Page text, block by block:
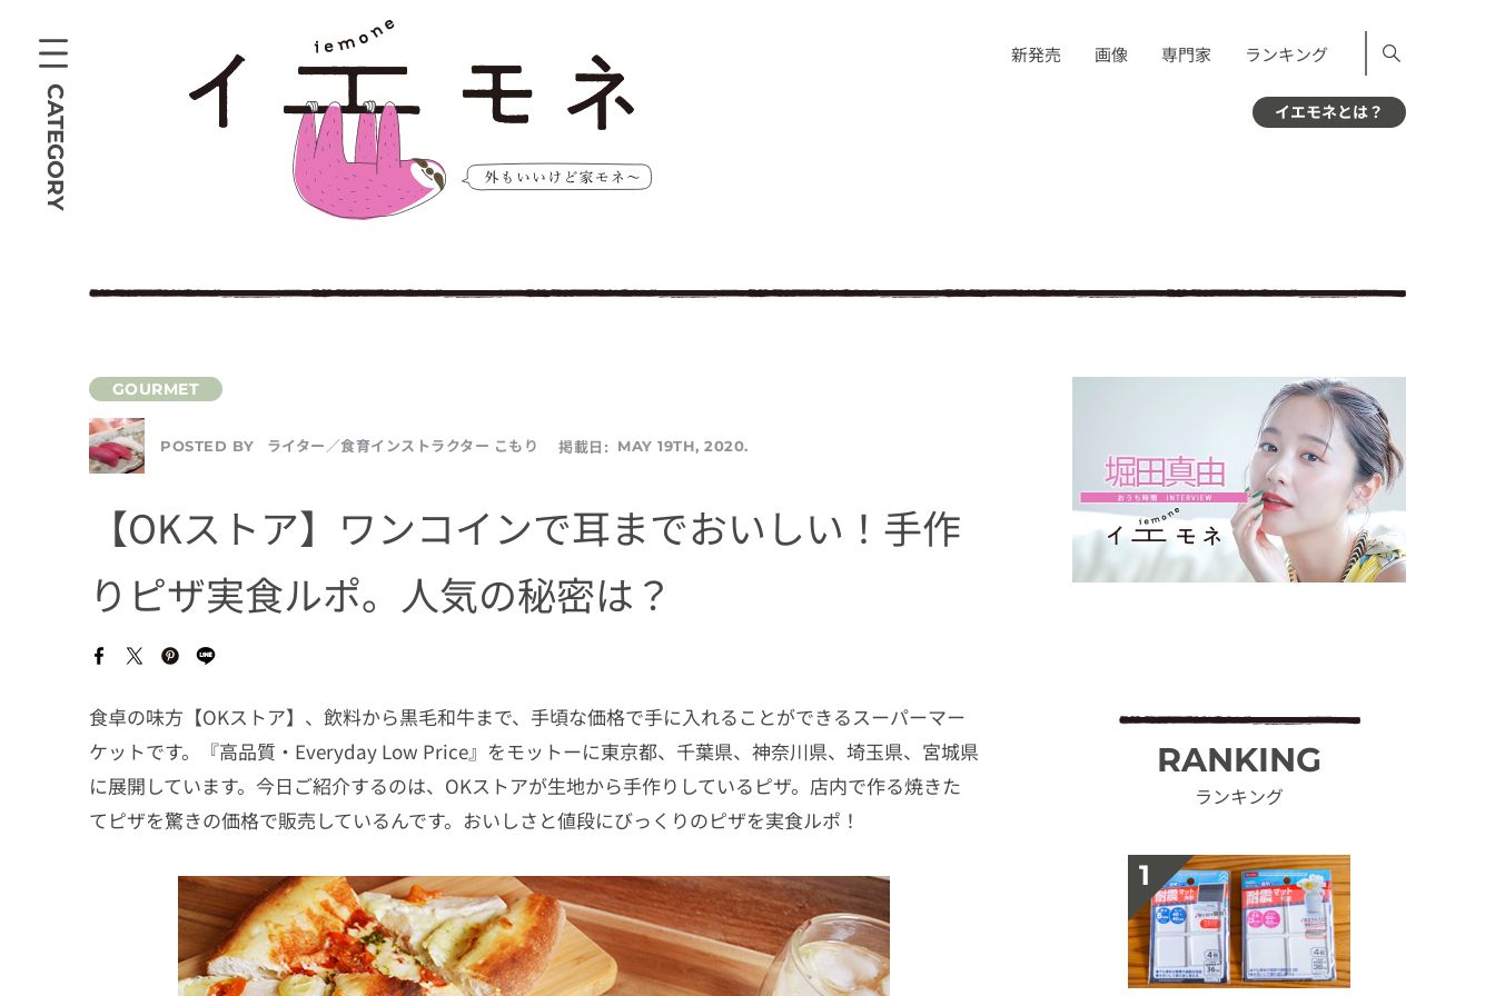
CATEGORY
新発売 画像 専門家 ランキング
イエモネとは？
POSTED BY ライター／食育インストラクター こもり 掲載日: MAY 19TH, 2020.
【OKストア】ワンコインで耳までおいしい！手作
りピザ実食ルポ。人気の秘密は？
食卓の味方【OKストア】、飲料から黒毛和牛まで、手頃な価格で手に入れることができるスーパーマー
ケットです。『高品質・Everyday Low Price』をモットーに東京都、千葉県、神奈川県、埼玉県、宮城県
に展開しています。今日ご紹介するのは、OKストアが生地から手作りしているピザ。店内で作る焼きた
てピザを驚きの価格で販売しているんです。おいしさと値段にびっくりのピザを実食ルポ！
RANKING
ランキング